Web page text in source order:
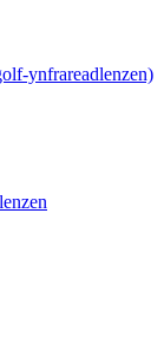
ynfrareadlenzen)